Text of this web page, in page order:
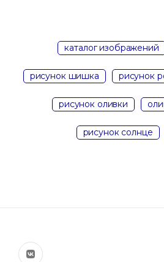
каталог изображений
рисунок шишка рисунок
рисунок оливки
рисунок солнце